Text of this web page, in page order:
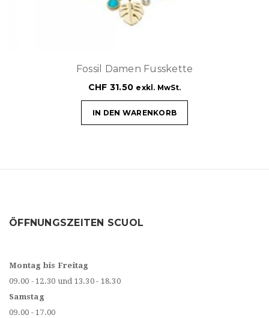
Fossil Damen Fusskette
CHF 31.50 exkl. MwSt.
IN DEN WARENKORB
ÖFFNUNGSZEITEN SCUOL
Montag bis Freitag
09.00 - 12.30 und 13.30 - 18.30
Samstag
09.00 - 17.00